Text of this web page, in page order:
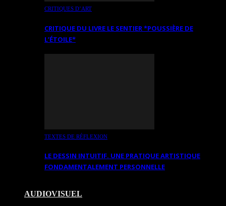
CRITIQUES D’ART
CRITIQUE DU LIVRE LE SENTIER *POUSSIÈRE DE
L’ÉTOILE*
TEXTES DE RÉFLEXION
LE DESSIN INTUITIF. UNE PRATIQUE ARTISTIQUE
FONDAMENTALEMENT PERSONNELLE
AUDIOVISUEL